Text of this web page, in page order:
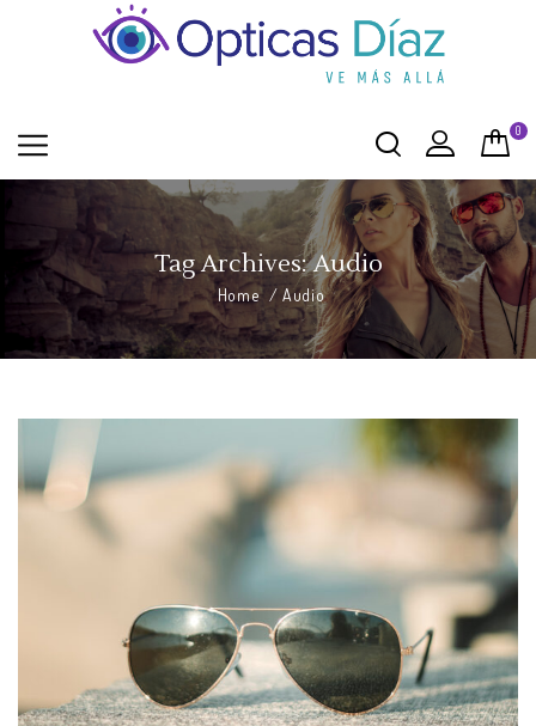
0
Tag Archives: Audio
Home /Audio